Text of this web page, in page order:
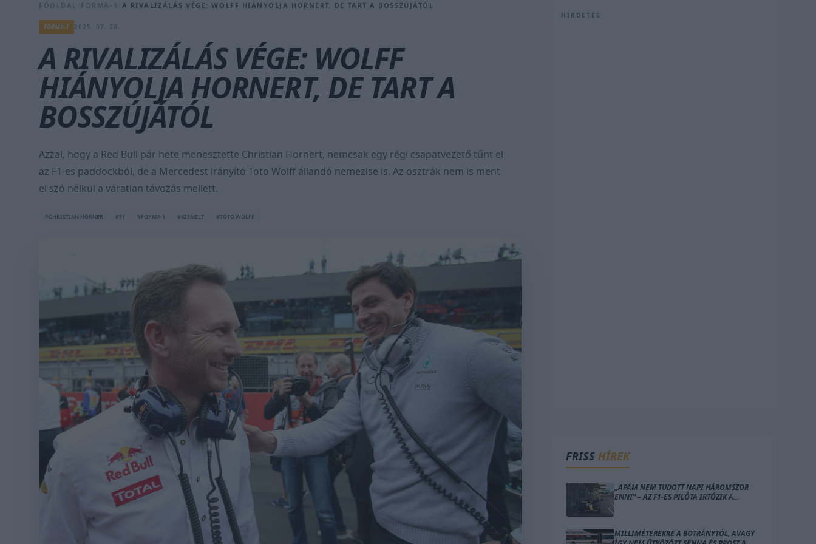
FŐOLDAL FORMA-1 A RIVALIZÁLÁS VÉGE: WOLFF HIÁNYOLJA HORNERT, DE TART A BOSSZÚJÁTÓL
FORMA-1
A RIVALIZÁLÁS VÉGE: WOLFF
HIÁNYOLJA HORNERT, DE TART A
BOSSZÚJÁTÓL
Azzal, hogy a Red Bull pár hete menesztette Christian Hornert, nemcsak egy régi csapatvezető tűnt el
az F1-es paddockból, de a Mercedest irányító Toto Wolff állandó nemezise is. Az osztrák nem is ment
el szó nélkül a váratlan távozás mellett.
#CHRISTIAN HORNER #F1 #FORMA-1 #KIEMELT #TOTO WOLFF
HIRDETÉS
FRISS HÍREK
„APÁM NEM TUDOTT NAPI HÁROMSZOR
ENNI” – AZ F1-ES PILÓTA IRTÓZIK A
MILLIMÉTEREKRE A BOTRÁNYTÓL, AVAGY